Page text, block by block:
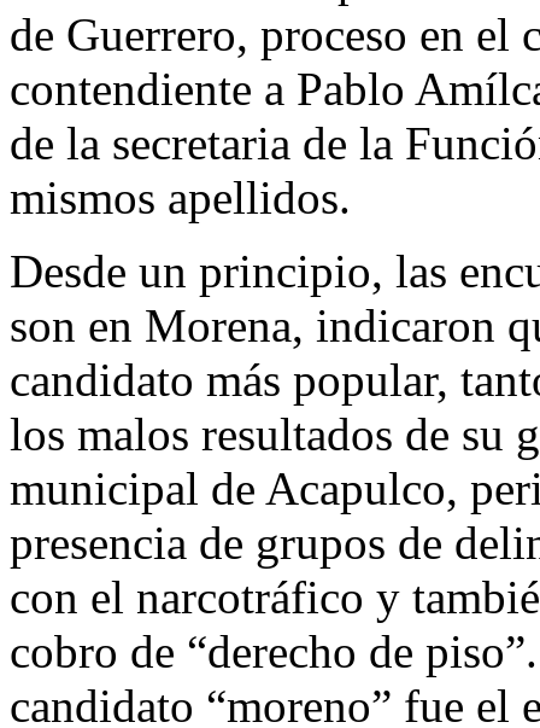
de Guerrero, proceso en
contendiente a Pablo
de la secretaria de la
mismos apellidos.
Desde un principio, las
son en Morena, indicaron
candidato más popular,
los malos resultados de su
municipal de Acapulco,
presencia de grupos de
con el narcotráfico y
cobro de “derecho de
candidato “moreno” fue el